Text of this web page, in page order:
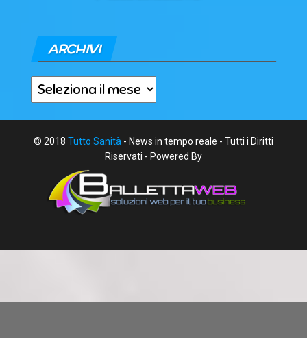
ARCHIVI
Archivi
© 2018 Tutto Sanità - News in tempo reale - Tutti i Diritti
Riservati - Powered By